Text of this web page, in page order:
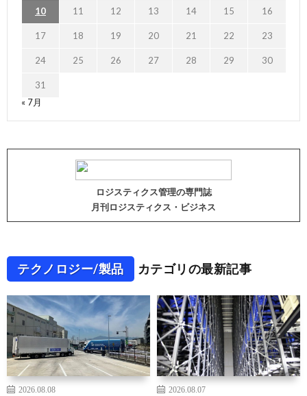
10 11 12 13 14 15 16
17 18 19 20 21 22 23
24 25 26 27 28 29 30
31
« 7月
ロジスティクス管理の専門誌
月刊ロジスティクス・ビジネス
テクノロジー/製品 カテゴリの最新記事
2026.08.08
2026.08.07